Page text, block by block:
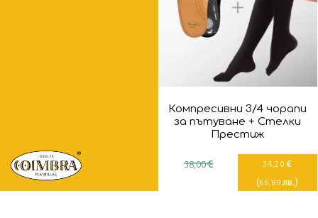
Компресивни 3/4 чорапи
за пътуване + Стелки
Престиж
38,00€ 34 ,20 €
(66 ,89 лв.)